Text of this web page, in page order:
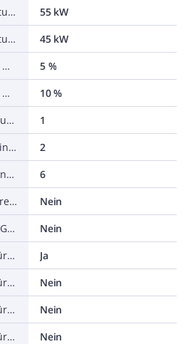
Max. abgegebene Leistung bei quadrat. Belastung bei Bemessungsausgangsspannung
55 kW
Max. abgegebene Leistung bei linearer Belastung bei Bemessungsausgangsspannung
45 kW
Relative symmetrische Netzfrequenztoleranz
5 %
Relative symmetrische Netzspannungstoleranz
10 %
Anzahl der analogen Ausgänge
1
Anzahl der analogen Eingänge
2
Anzahl der digitalen Eingänge
6
Einsatz im Industriebereich zulässig
Nein
Einsatz im Wohn- und Gewerbebereich zulässig
Nein
Unterstützt Protokoll für TCP/IP
Ja
Unterstützt Protokoll für PROFIBUS
Nein
Unterstützt Protokoll für CAN
Nein
Unterstützt Protokoll für INTERBUS
Nein